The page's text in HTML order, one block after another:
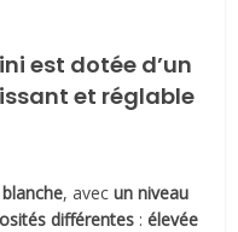
est dotée d’un
et réglable
, avecun niveau
différentes :élevée